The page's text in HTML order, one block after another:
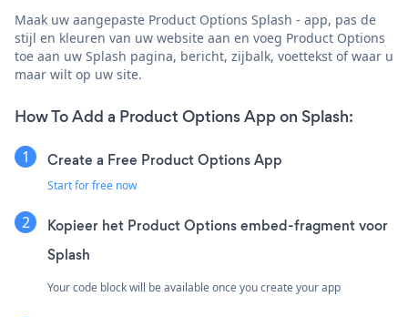
Maak uw aangepaste Product Options Splash - app, pas de
stijl en kleuren van uw website aan en voeg Product Options
toe aan uw Splash pagina, bericht, zijbalk, voettekst of waar u
maar wilt op uw site.
How To Add a Product Options App on Splash:
Create a Free Product Options App
Start for free now
Kopieer het Product Options embed-fragment voor
Splash
Your code block will be available once you create your app